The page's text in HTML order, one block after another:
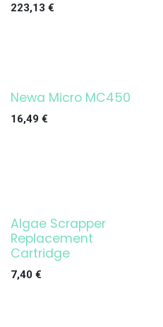
223,13 €
Newa Micro MC450
16,49 €
Algae Scrapper
Replacement
Cartridge
7,40 €